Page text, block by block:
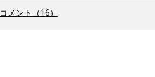
コメント（16）